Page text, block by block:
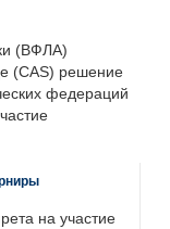
(ВФЛА)
(CAS) решение
федераций
на участие